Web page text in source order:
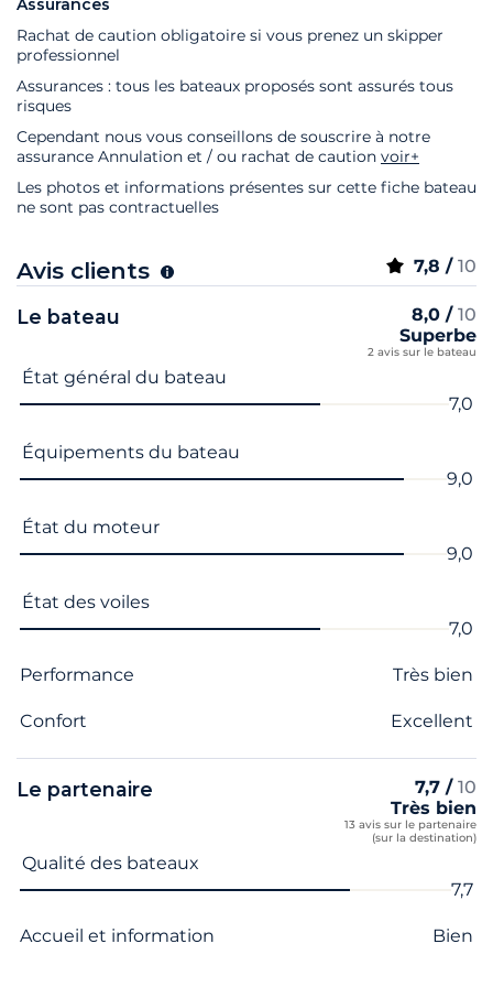
Assurances
Rachat de caution obligatoire si vous prenez un skipper
professionnel
Assurances : tous les bateaux proposés sont assurés tous
risques
Cependant nous vous conseillons de souscrire à notre
assurance Annulation et / ou rachat de caution voir+
Les photos et informations présentes sur cette fiche bateau
ne sont pas contractuelles
Avis clients 7,8 / 10
Le bateau 8,0 / 10
Superbe
2 avis sur le bateau
Nom du critère Note
État général du bateau
7,0
Équipements du bateau
9,0
État du moteur
9,0
État des voiles
7,0
Performance Très bien
Confort Excellent
Le partenaire 7,7 / 10
Très bien
13 avis sur le partenaire
(sur la destination)
Nom du critère Note
Qualité des bateaux
7,7
Accueil et information Bien